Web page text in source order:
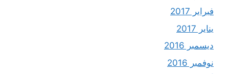
فبراير 2017
يناير 2017
ديسمبر 2016
نوفمبر 2016